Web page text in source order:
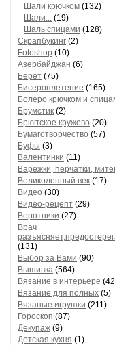
Шали крючком (132)
Шали... (19)
Шаль спицами (128)
Cкрапбукинг (2)
Fotoshop (10)
Азербайджан (6)
Берет (75)
Бисероплетение (165)
Болеро крючком и
Брумстик (2)
Брюггское кружево (20)
Бумаготворчество (57)
Буфы (3)
Валентинки (11)
Варежки, перчатки,
Великолепный век (17)
Видео (30)
Видео-рецепт (29)
Воротники (27)
Врач
(131)
Выбор за Вами (90)
Вышивка (564)
Вязание в интерьере
Вязание для полных (5)
Вязаные игрушки (211)
Гороскоп (87)
Декупаж (9)
Детская кухня (1)